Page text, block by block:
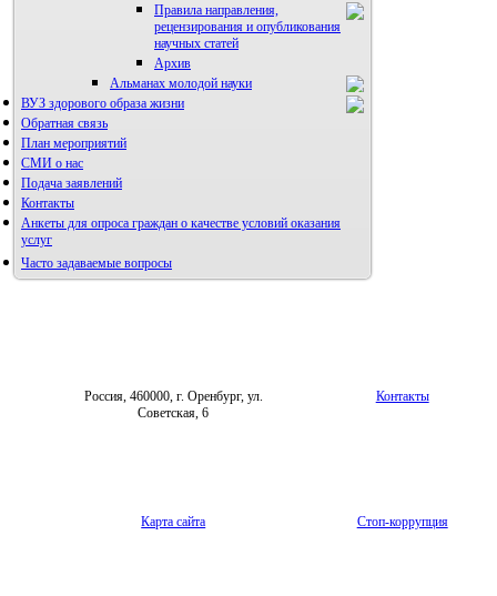
Правила направления,
рецензирования и опубликования
научных статей
Архив
Альманах молодой науки
Редакция журнала
ВУЗ здорового образа жизни
Фотогалерея
Обратная связь
План мероприятий
СМИ о нас
Подача заявлений
Контакты
Анкеты для опроса граждан о качестве условий оказания
услуг
Часто задаваемые вопросы
Россия, 460000, г. Оренбург, ул.
Советская, 6
Контакты
Карта сайта Стоп-коррупция